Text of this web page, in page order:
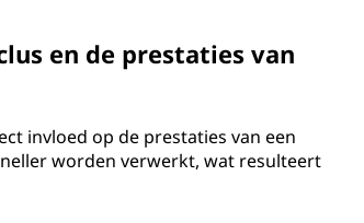
en de prestaties van
invloed op de prestaties van een
worden verwerkt, wat resulteert